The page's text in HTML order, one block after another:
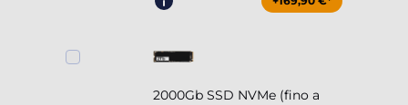
2000Gb SSD NVMe (fino a